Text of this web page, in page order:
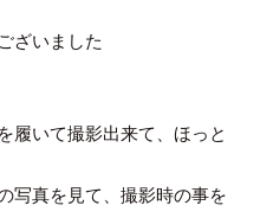
ざいました
履いて撮影出来て、ほっと
写真を見て、撮影時の事を